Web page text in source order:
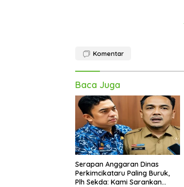
Komentar
Baca Juga
Serapan Anggaran Dinas
Perkimcikataru Paling Buruk,
Plh Sekda: Kami Sarankan